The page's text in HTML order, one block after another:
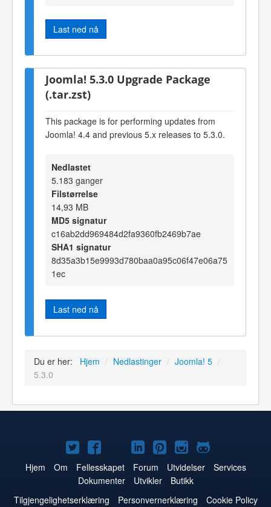
Last ned nå
Joomla! 5.3.0 Upgrade Package
(.tar.zst)
This package is for performing updates from
Joomla! 4.4 and previous 5.x releases to 5.3.0.
Nedlastet
5.183 ganger
Filstørrelse
14,93 MB
MD5 signatur
c16ab2dd969484d2fa9360fb2469b7ae
SHA1 signatur
8d35a3b15e9993d780baa0a95c06f47e06a75
1ec
Last ned nå
Du er her: Hjem / Nedlastinger / Joomla! 5 /
5.3.0
Joomla!
på
Twitter
Joomla!
på
Facebook
Joomla!
på
YouTube
Joomla!
på
LinkedIn
Joomla!
på
Pinterest
Joomla!
på
Instagram
Joomla!
på
Hjem Om Fellesskapet Forum Utvidelser
Services
Dokumenter
Utvikler
Butikk
Tilgjengelighetserklæring
Personvernerklæring
Cookie Policy